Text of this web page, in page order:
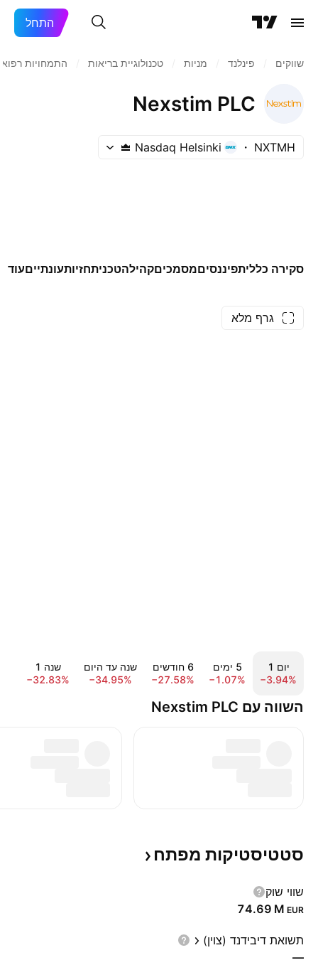
התחל
שווקים פינלנד מניות‏ טכנולוגיית בריאות התמחויות
Nexstim PLC
NXTMH
Nasdaq Helsinki
סקירה כלליתפיננסיםמסמכיםקהילהטכניתחזיותעונתייםעוד
גרף מלא
יום ‎1‎
−3.94%
‎5‎ ימים
−1.07%
‎6‎ חודשים
−27.58%
שנה עד היום
−34.95%
שנה ‎1‎
−32.83%
השווה עם Nexstim PLC
סטטיסטיקות מפתח
שווי שוק
‪74.69 M‬ EUR
תשואת דיבידנד (צוין)
—